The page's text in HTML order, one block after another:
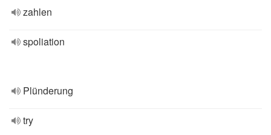
zahlen
spoliation
Plünderung
try